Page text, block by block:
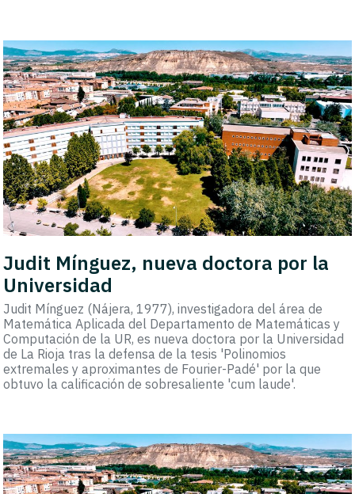
Judit Mínguez, nueva doctora por la
Universidad
Judit Mínguez (Nájera, 1977), investigadora del área de
Matemática Aplicada del Departamento de Matemáticas y
Computación de la UR, es nueva doctora por la Universidad
de La Rioja tras la defensa de la tesis 'Polinomios
extremales y aproximantes de Fourier-Padé' por la que
obtuvo la calificación de sobresaliente 'cum laude'.